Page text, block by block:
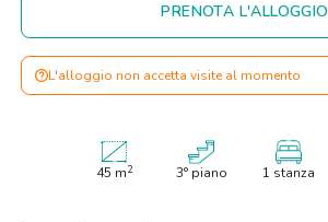
PRENOTA L'ALLOGGIO
L'alloggio non accetta visite al momento
45 m2 3° piano 1 stanza